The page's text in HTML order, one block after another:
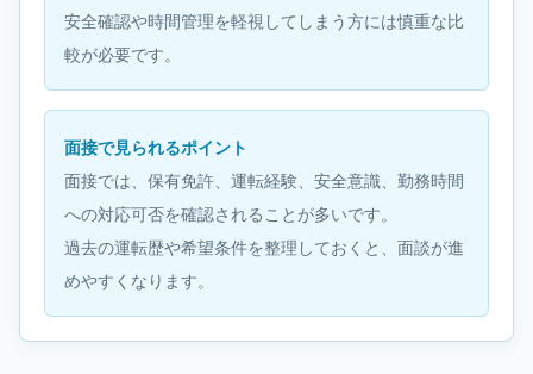
安全確認や時間管理を軽視してしまう方には慎重な比
較が必要です。
面接で見られるポイント
面接では、保有免許、運転経験、安全意識、勤務時間
への対応可否を確認されることが多いです。
過去の運転歴や希望条件を整理しておくと、面談が進
めやすくなります。